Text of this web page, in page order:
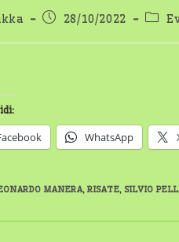
Articolo
28/10/2022
WhatsApp
MANERA, RISATE, SILVIO